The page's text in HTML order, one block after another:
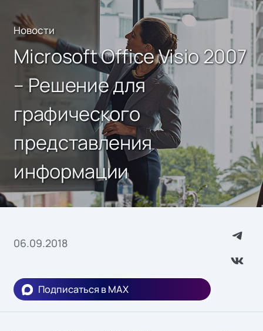
Новости
Microsoft Office Visio 2007
– Решение для
графического
представления
информации
06.09.2018
Подписаться в MAX